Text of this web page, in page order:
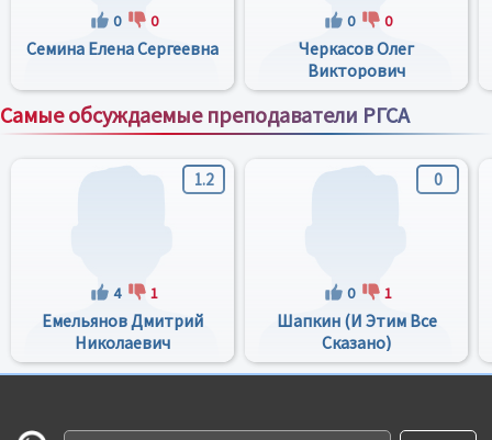
0 0
Семина Елена Сергеевна
0 0
Черкасов Олег
Викторович
Самые обсуждаемые преподаватели РГСА
Все преподаватели
1.2
4 1
Емельянов Дмитрий
Николаевич
0
0 1
Шапкин (и Этим Все
Сказано)